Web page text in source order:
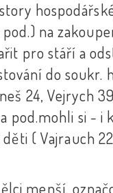
na
pro stáří a
do soukr.
24, Vejrych
pod.mohli si - i
( Vajrauch
menší,